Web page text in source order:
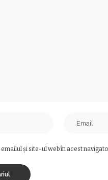
și site-ul web în acest